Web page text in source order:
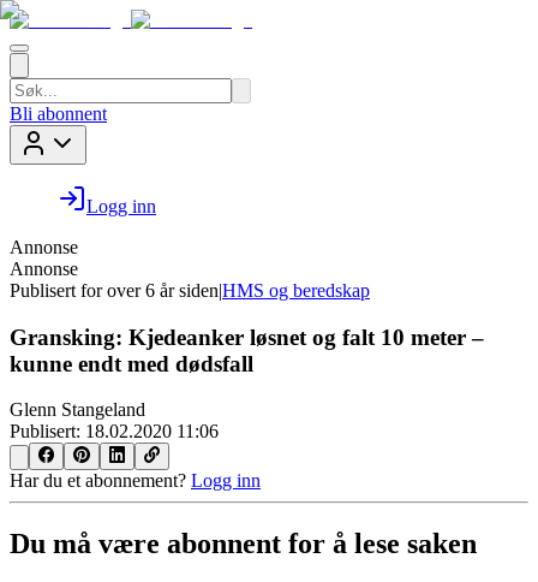
Bli abonnent
Logg inn
Annonse
Annonse
Publisert for over 6 år siden|HMS og beredskap
Gransking: Kjedeanker løsnet og falt 10 meter –
kunne endt med dødsfall
Glenn Stangeland
Publisert: 18.02.2020 11:06
Har du et abonnement? Logg inn
Du må være abonnent for å lese saken